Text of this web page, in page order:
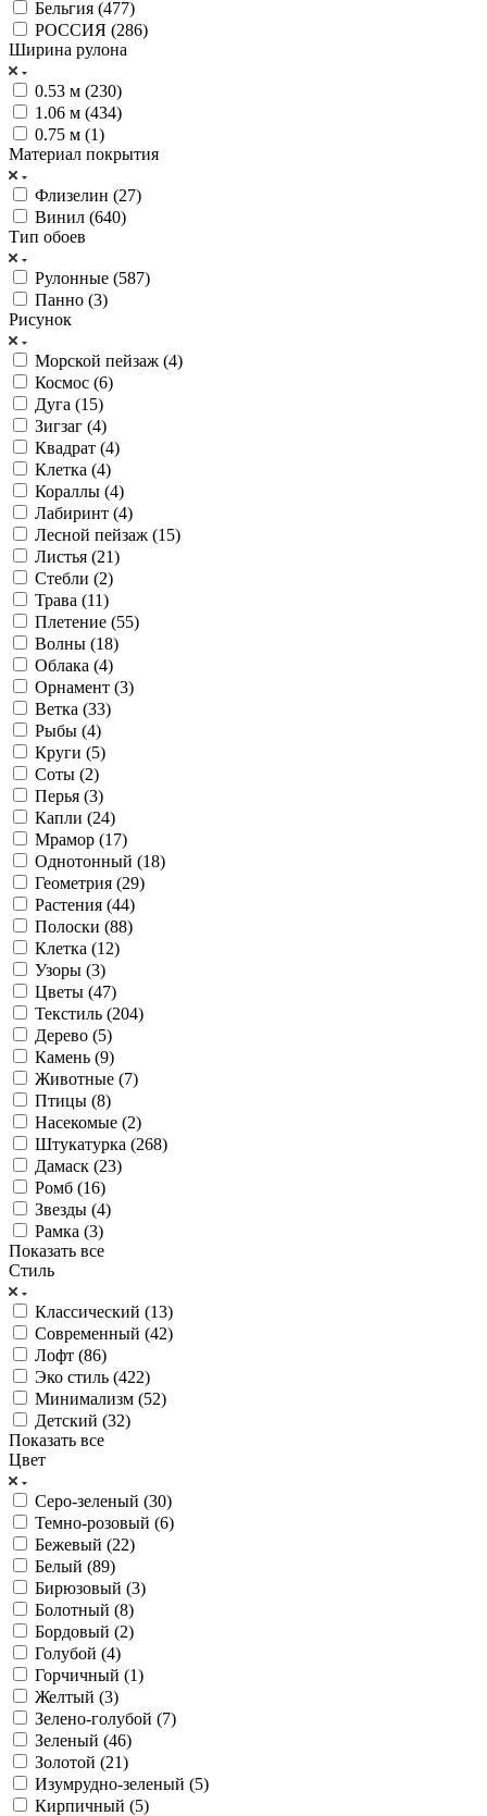
Бельгия (477)
РОССИЯ (286)
Ширина рулона
0.53 м (230)
1.06 м (434)
0.75 м (1)
Материал покрытия
Флизелин (27)
Винил (640)
Тип обоев
Рулонные (587)
Панно (3)
Рисунок
Морской пейзаж (4)
Космос (6)
Дуга (15)
Зигзаг (4)
Квадрат (4)
Клетка (4)
Кораллы (4)
Лабиринт (4)
Лесной пейзаж (15)
Листья (21)
Стебли (2)
Трава (11)
Плетение (55)
Волны (18)
Облака (4)
Орнамент (3)
Ветка (33)
Рыбы (4)
Круги (5)
Соты (2)
Перья (3)
Капли (24)
Мрамор (17)
Однотонный (18)
Геометрия (29)
Растения (44)
Полоски (88)
Клетка (12)
Узоры (3)
Цветы (47)
Текстиль (204)
Дерево (5)
Камень (9)
Животные (7)
Птицы (8)
Насекомые (2)
Штукатурка (268)
Дамаск (23)
Ромб (16)
Звезды (4)
Рамка (3)
Показать все
Стиль
Классический (13)
Современный (42)
Лофт (86)
Эко стиль (422)
Минимализм (52)
Детский (32)
Показать все
Цвет
Серо-зеленый (30)
Темно-розовый (6)
Бежевый (22)
Белый (89)
Бирюзовый (3)
Болотный (8)
Бордовый (2)
Голубой (4)
Горчичный (1)
Желтый (3)
Зелено-голубой (7)
Зеленый (46)
Золотой (21)
Изумрудно-зеленый (5)
Кирпичный (5)